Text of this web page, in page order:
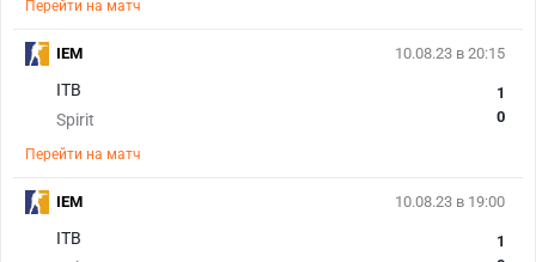
Перейти на матч
10.08.23 в 20:15
ITB
Spirit
1
0
Перейти на матч
IEM
10.08.23 в 19:00
ITB
1
IEM